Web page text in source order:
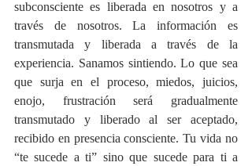
subconsciente es liberada en nosotros y a
través de nosotros. La información es
transmutada y liberada a través de la
experiencia. Sanamos sintiendo. Lo que sea
que surja en el proceso, miedos, juicios,
enojo, frustración será gradualmente
transmutado y liberado al ser aceptado,
recibido en presencia consciente. Tu vida no
“te sucede a ti” sino que sucede para ti a